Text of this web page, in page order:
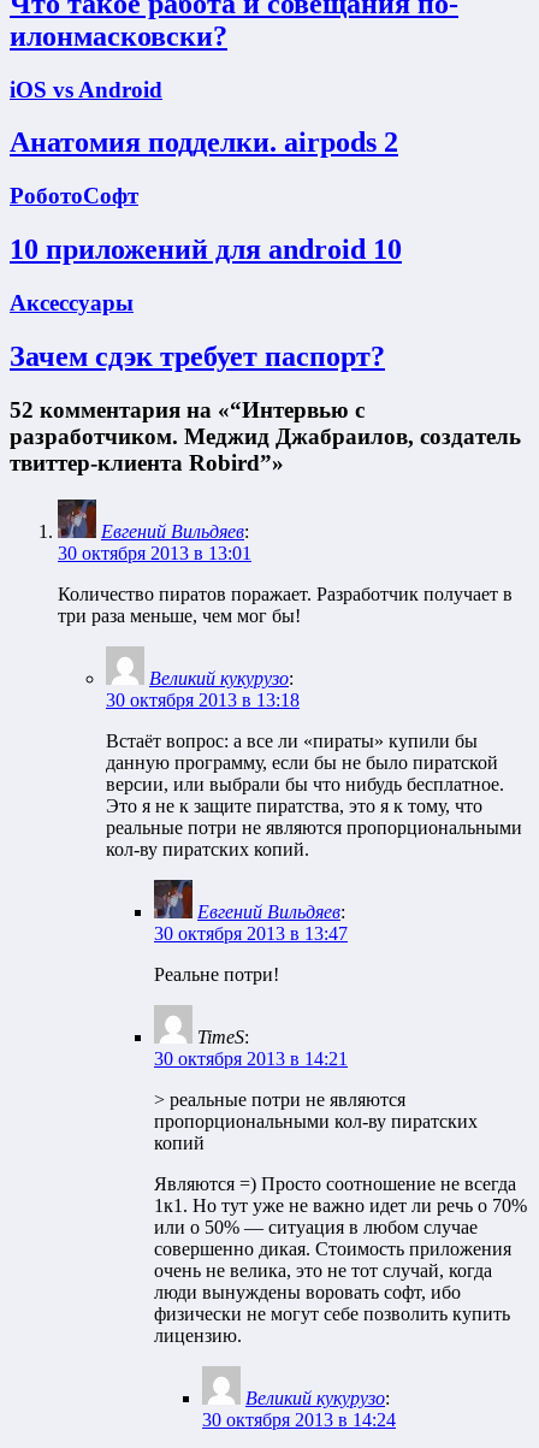
илонмасковски?
iOS vs Android
Анатомия подделки. airpods 2
РоботоСофт
10 приложений для android 10
Аксессуары
Зачем сдэк требует паспорт?
52 комментария на «“Интервью с
разработчиком. Меджид Джабраилов, создатель
твиттер-клиента Robird”»
Евгений Вильдяев:
30 октября 2013 в 13:01
Количество пиратов поражает. Разработчик получает в
три раза меньше, чем мог бы!
Великий кукурузо:
30 октября 2013 в 13:18
Встаёт вопрос: а все ли «пираты» купили бы
данную программу, если бы не было пиратской
версии, или выбрали бы что нибудь бесплатное.
Это я не к защите пиратства, это я к тому, что
реальные потри не являются пропорциональными
кол-ву пиратских копий.
Евгений Вильдяев:
30 октября 2013 в 13:47
Реальне потри!
TimeS:
30 октября 2013 в 14:21
> реальные потри не являются
пропорциональными кол-ву пиратских
копий
Являются =) Просто соотношение не всегда
1к1. Но тут уже не важно идет ли речь о 70%
или о 50% — ситуация в любом случае
совершенно дикая. Стоимость приложения
очень не велика, это не тот случай, когда
люди вынуждены воровать софт, ибо
физически не могут себе позволить купить
лицензию.
Великий кукурузо:
30 октября 2013 в 14:24